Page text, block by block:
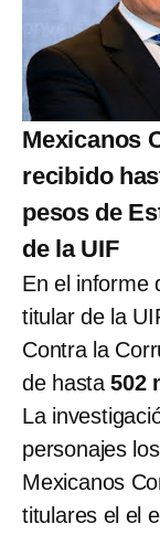
Mexicanos
recibido
pesos de
de la UIF
En el informe
titular de la
Contra la
de hasta502
La
personajes
Mexicanos
titulares el el